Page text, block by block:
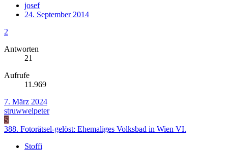
josef
24. September 2014
2
Antworten
21
Aufrufe
11.969
7. März 2024
struwwelpeter
S
388. Fotorätsel-gelöst: Ehemaliges Volksbad in Wien VI.
Stoffi